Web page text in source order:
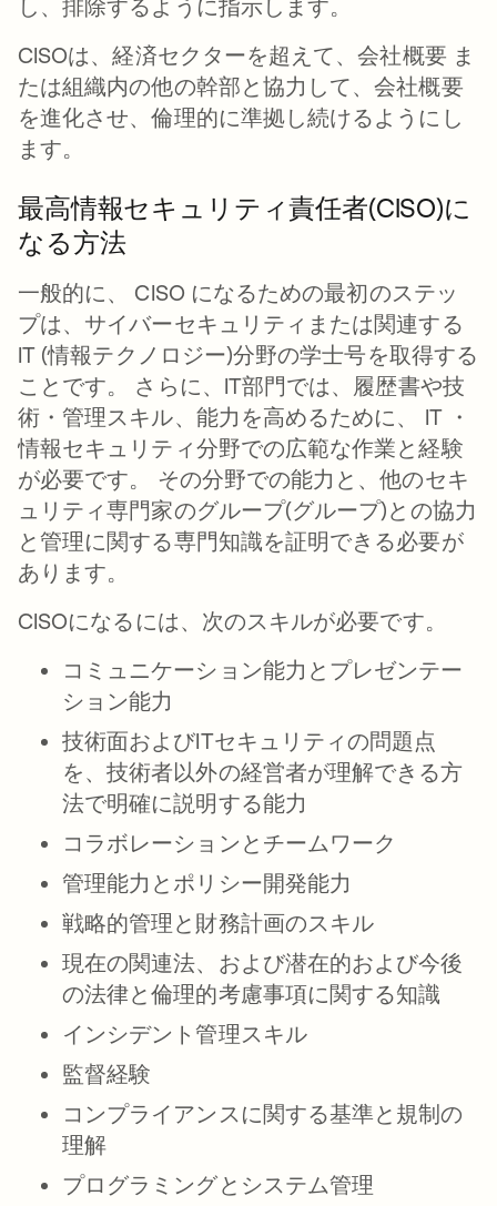
し、排除するように指示します。
CISOは、経済セクターを超えて、会社概要 ま
たは組織内の他の幹部と協力して、会社概要
を進化させ、倫理的に準拠し続けるようにし
ます。
最高情報セキュリティ責任者(CISO)に
なる方法
一般的に、 CISO になるための最初のステッ
プは、サイバーセキュリティまたは関連する
IT (情報テクノロジー)分野の学士号を取得する
ことです。 さらに、IT部門では、履歴書や技
術・管理スキル、能力を高めるために、 IT ・
情報セキュリティ分野での広範な作業と経験
が必要です。 その分野での能力と、他のセキ
ュリティ専門家のグループ(グループ)との協力
と管理に関する専門知識を証明できる必要が
あります。
CISOになるには、次のスキルが必要です。
コミュニケーション能力とプレゼンテー
ション能力
技術面およびITセキュリティの問題点
を、技術者以外の経営者が理解できる方
法で明確に説明する能力
コラボレーションとチームワーク
管理能力とポリシー開発能力
戦略的管理と財務計画のスキル
現在の関連法、および潜在的および今後
の法律と倫理的考慮事項に関する知識
インシデント管理スキル
監督経験
コンプライアンスに関する基準と規制の
理解
プログラミングとシステム管理